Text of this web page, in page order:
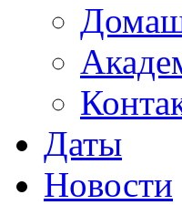
Даты
Новости